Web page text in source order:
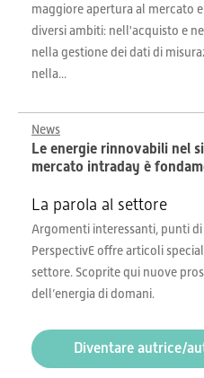
maggiore apertura al mercato
diversi ambiti: nell'acquisto e
nella gestione dei dati di
nella...
News
Le energie rinnovabili nel
mercato intraday è
La parola al settore
Argomenti interessanti, punti
PerspectivE offre articoli
settore. Scoprite qui nuove
dell’energia di domani.
Diventare autrice/